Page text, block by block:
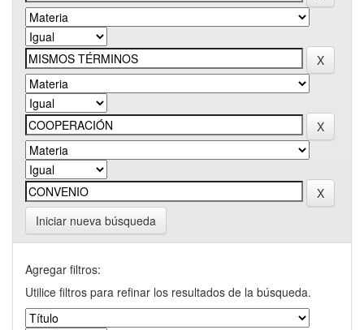
Iniciar nueva búsqueda
Agregar filtros:
Utilice filtros para refinar los resultados de la búsqueda.